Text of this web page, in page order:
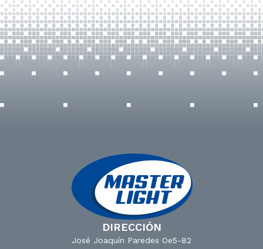
DIRECCIÓN
José Joaquín Paredes Oe5-82